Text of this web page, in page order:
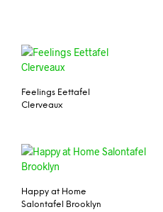
Feelings Eettafel
Clerveaux
Happy at Home
Salontafel Brooklyn